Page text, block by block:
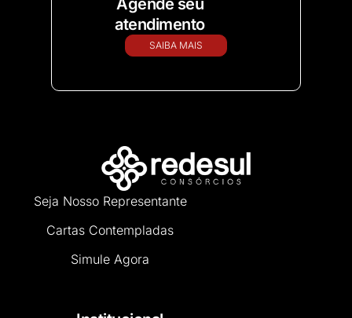
atendimento
SAIBA MAIS
Seja Nosso Representante
Cartas Contempladas
Simule Agora